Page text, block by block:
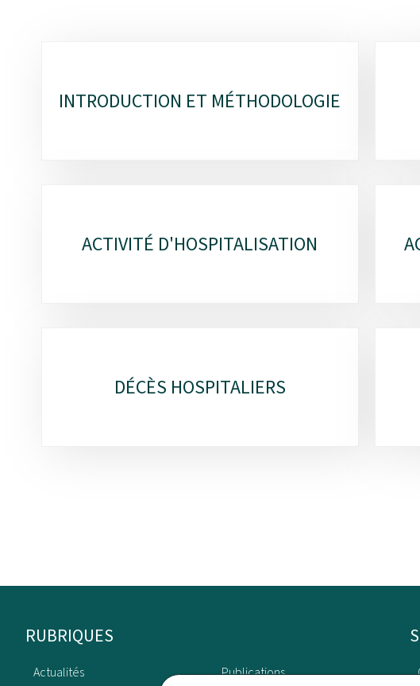
rubriques
INTRODUCTION ET MÉTHODOLOGIE
ACTIVITÉ D'HOSPITALISATION
DÉCÈS HOSPITALIERS
Pied
de
RUBRIQUES
Actualités Publications